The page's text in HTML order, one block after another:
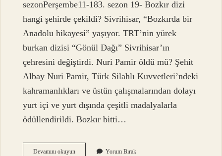
sezonPerşembe11-183. sezon 19- Bozkır dizi
hangi şehirde çekildi? Sivrihisar, “Bozkırda bir
Anadolu hikayesi” yaşıyor. TRT’nin yürek
burkan dizisi “Gönül Dağı” Sivrihisar’ın
çehresini değiştirdi. Nuri Pamir öldü mü? Şehit
Albay Nuri Pamir, Türk Silahlı Kuvvetleri’ndeki
kahramanlıkları ve üstün çalışmalarından dolayı
yurt içi ve yurt dışında çeşitli madalyalarla
ödüllendirildi. Bozkır bitti…
Devamını okuyunBozkır
Yorum Bırak